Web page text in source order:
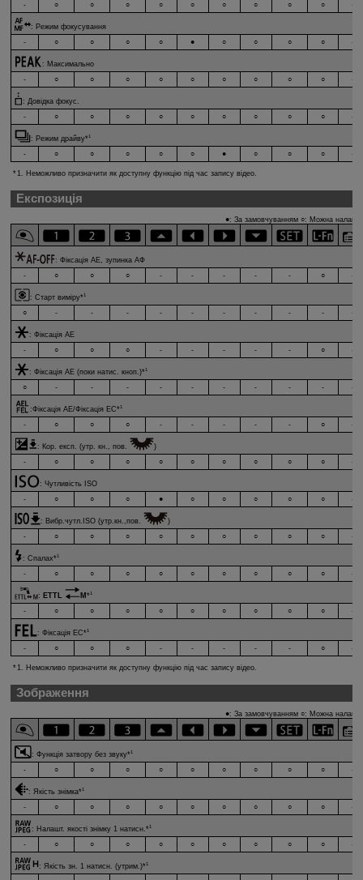
-
○ ○ ○ ○ ○ ○ ○ ○ ○ -
: Режим фокусування
-
○ ○ ○ ○ ● ○ ○ ○ ○ -
: Максимально
-
○ ○ ○ ○ ○ ○ ○ ○ ○ -
: Довідка фокус.
-
○ ○ ○ ○ ○ ○ ○ ○ ○ -
: Режим драйву*1
- ○ ○ ○ ○ ○ ● ○ ○ ○ -
1. Неможливо призначити як доступну функцію під час запису відео.
Експозиція
●: За замовчуванням ○: Можна
:Фіксація АЕ, зупинка АФ
-
○ ○ ○ - - - - - ○ -
:Старт виміру*1
○ - - - - - - - - - -
:Фіксація АЕ
-
○ ○ ○ - - - - - ○ -
:Фіксація АЕ (поки натис. кноп.)*1
○ - - - - - - - - - -
:Фіксація АЕ/Фіксація ЕС*1
- ○ ○ ○ - - - - - ○ -
: Кор. експ. (утр. кн., пов.
)
-
○ ○ ○ ○ ○ ○ ○ ○ ○ -
:Чутливість ISO
-
○ ○ ○ ● ○ ○ ○ ○ ○ -
: Вибр.чутл.ISO (утр.кн.,пов.
)
-
○ ○ ○ ○ ○ ○ ○ ○ ○ -
:Спалах*1
- ○ ○ ○ ○ ○ ○ ○ ○ ○ -
: ETTL M*1
- ○ ○ ○ ○ ○ ○ ○ ○ ○ -
:Фіксація ЕС*1
- ○ ○ ○ - - - - - ○ -
1. Неможливо призначити як доступну функцію під час запису відео.
Зображення
●: За замовчуванням ○: Можна
: Функція затвору без звуку*1
- ○ ○ ○ ○ ○ ○ ○ ○ ○ -
:Якість знімка*1
- ○ ○ ○ ○ ○ ○ ○ ○ ○ -
: Налашт. якості знімку 1 натисн.*1
- ○ ○ ○ ○ ○ ○ ○ ○ ○ -
:Якість зн. 1 натисн. (утрим.)*1